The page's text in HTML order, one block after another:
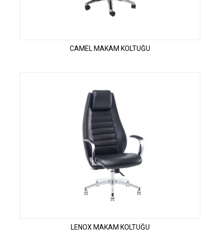
CAMEL MAKAM KOLTUĞU
LENOX MAKAM KOLTUĞU